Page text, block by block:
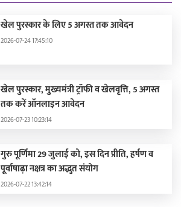
खेल पुरस्कार के लिए 5 अगस्त तक आवेदन
2026-07-24 17:45:10
खेल पुरस्कार, मुख्यमंत्री ट्रॉफी व खेलवृत्ति, 5 अगस्त
तक करें ऑनलाइन आवेदन
2026-07-23 10:23:14
गुरु पूर्णिमा 29 जुलाई को, इस दिन प्रीति, हर्षण व
पूर्वाषाढ़ा नक्षत्र का अद्भुत संयोग
2026-07-22 13:42:14